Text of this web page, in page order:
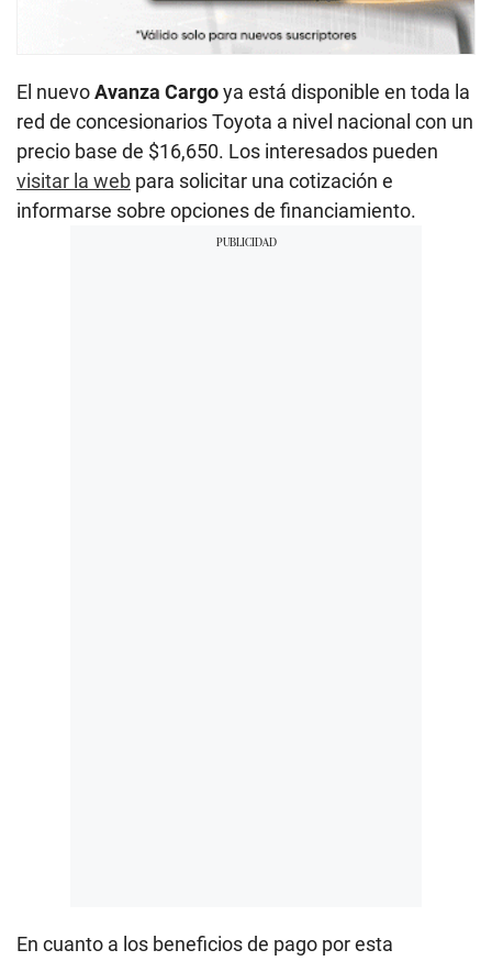
El nuevoAvanza Cargoya está disponible en toda la
red de concesionarios Toyota a nivel nacional con un
precio base de $16,650. Los interesados pueden
visitar la web para solicitar una cotización e
informarse sobre opciones de financiamiento.
En cuanto a los beneficios de pago por esta